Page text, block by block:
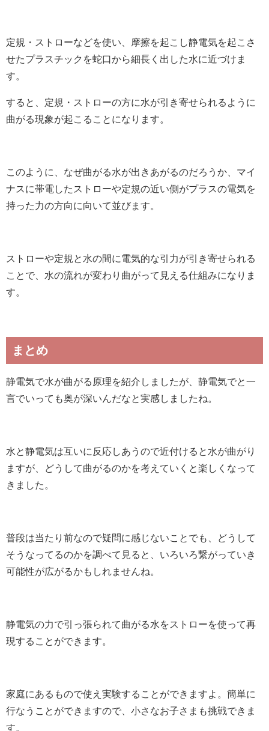
定規・ストローなどを使い、摩擦を起こし静電気を起こさ
せたプラスチックを蛇口から細長く出した水に近づけま
す。
すると、定規・ストローの方に水が引き寄せられるように
曲がる現象が起こることになります。
このように、なぜ曲がる水が出きあがるのだろうか、マイ
ナスに帯電したストローや定規の近い側がプラスの電気を
持った力の方向に向いて並びます。
ストローや定規と水の間に電気的な引力が引き寄せられる
ことで、水の流れが変わり曲がって見える仕組みになりま
す。
まとめ
静電気で水が曲がる原理を紹介しましたが、静電気でと一
言でいっても奥が深いんだなと実感しましたね。
水と静電気は互いに反応しあうので近付けると水が曲がり
ますが、どうして曲がるのかを考えていくと楽しくなって
きました。
普段は当たり前なので疑問に感じないことでも、どうして
そうなってるのかを調べて見ると、いろいろ繋がっていき
可能性が広がるかもしれませんね。
静電気の力で引っ張られて曲がる水をストローを使って再
現することができます。
家庭にあるもので使え実験することができますよ。簡単に
行なうことができますので、小さなお子さまも挑戦できま
す。